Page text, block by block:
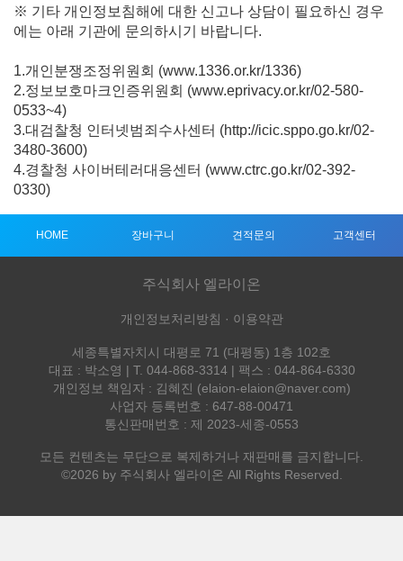
※ 기타 개인정보침해에 대한 신고나 상담이 필요하신 경우
에는 아래 기관에 문의하시기 바랍니다.
1.개인분쟁조정위원회 (www.1336.or.kr/1336)
2.정보보호마크인증위원회 (www.eprivacy.or.kr/02-580-
0533~4)
3.대검찰청 인터넷범죄수사센터 (http://icic.sppo.go.kr/02-
3480-3600)
4.경찰청 사이버테러대응센터 (www.ctrc.go.kr/02-392-
0330)
HOME 장바구니 견적문의 고객센터
주식회사 엘라이온
개인정보처리방침 · 이용약관
세종특별자치시 대평로 71 (대평동) 1층 102호
대표 : 박소영 | T. 044-868-3314 | 팩스 : 044-864-6330
개인정보 책임자 : 김혜진 (elaion-elaion@naver.com)
사업자 등록번호 : 647-88-00471
통신판매번호 : 제 2023-세종-0553
모든 컨텐츠는 무단으로 복제하거나 재판매를 금지합니다.
©2026 by 주식회사 엘라이온 All Rights Reserved.